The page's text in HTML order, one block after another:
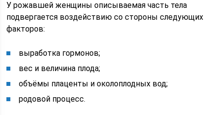
У рожавшей женщины описываемая часть тела
подвергается воздействию со стороны следующих
факторов:
выработка гормонов;
вес и величина плода;
объёмы плаценты и околоплодных вод;
родовой процесс.